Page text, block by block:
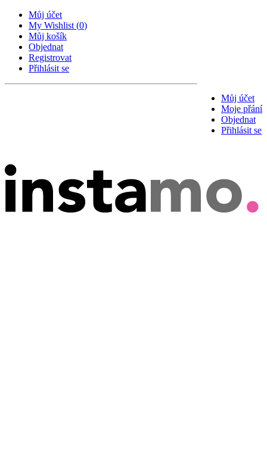
Můj účet
My Wishlist (0)
Můj košík
Objednat
Registrovat
Přihlásit se
Můj účet
Moje přání
Objednat
Přihlásit se